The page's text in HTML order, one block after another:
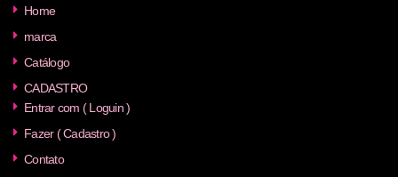
Home
marca
Catálogo
CADASTRO
Entrar com ( Loguin )
Fazer ( Cadastro )
Contato